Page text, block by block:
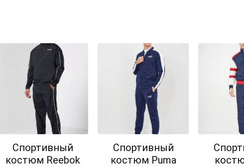
Спортивный
костюм Reebok
Спортивный
костюм Puma